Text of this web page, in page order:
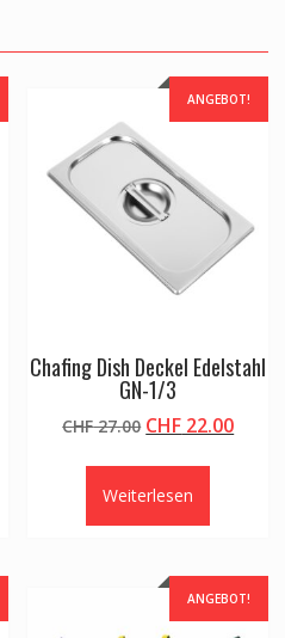
ANGEBOT!
Chafing Dish Deckel Edelstahl
GN-1/3
CHF27.00 Ursprünglicher
CHF 27.00
CHF 22.00
Weiterlesen
ANGEBOT!